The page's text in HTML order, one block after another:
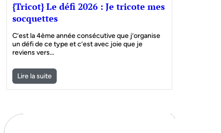
{Tricot} Le défi 2026 : Je tricote mes
socquettes
C’est la 4ème année consécutive que j’organise
un défi de ce type et c’est avec joie que je
reviens vers…
Lire la suite